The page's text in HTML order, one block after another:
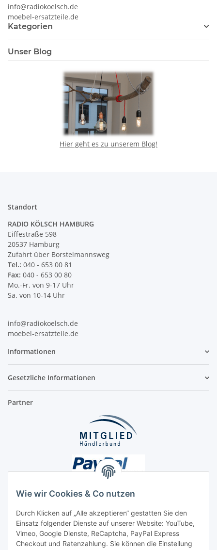
Wie wir Cookies & Co nutzen
Durch Klicken auf „Alle akzeptieren“ gestatten Sie den
Einsatz folgender Dienste auf unserer Website: YouTube,
Vimeo, Google Dienste, ReCaptcha, PayPal Express
Checkout und Ratenzahlung. Sie können die Einstellung
info@radiokoelsch.de
moebel-ersatzteile.de
Kategorien
Unser Blog
Hier geht es zu unserem Blog!
Standort
RADIO KÖLSCH HAMBURG
Eiffestraße 598
20537 Hamburg
Zufahrt über Borstelmannsweg
Tel.: 040 - 653 00 81
Fax: 040 - 653 00 80
Mo.-Fr. von 9-17 Uhr
Sa. von 10-14 Uhr
info@radiokoelsch.de
moebel-ersatzteile.de
Informationen
Gesetzliche Informationen
Partner
Unsere Seiten